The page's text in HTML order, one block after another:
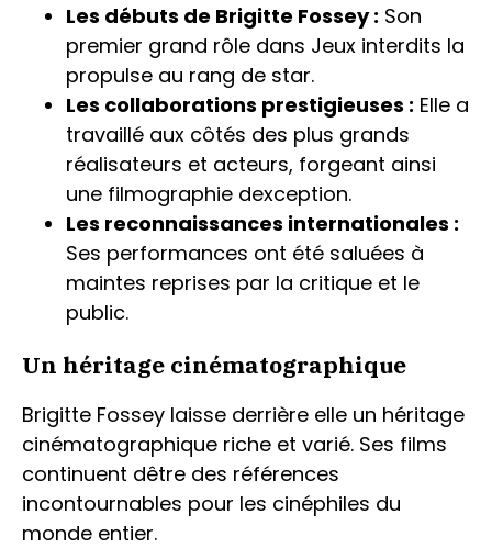
Les débuts de Brigitte Fossey : Son
premier grand rôle dans Jeux interdits la
propulse au rang de star.
Les collaborations prestigieuses : Elle a
travaillé aux côtés des plus grands
réalisateurs et acteurs, forgeant ainsi
une filmographie dexception.
Les reconnaissances internationales :
Ses performances ont été saluées à
maintes reprises par la critique et le
public.
Un héritage cinématographique
Brigitte Fossey laisse derrière elle un héritage
cinématographique riche et varié. Ses films
continuent dêtre des références
incontournables pour les cinéphiles du
monde entier.